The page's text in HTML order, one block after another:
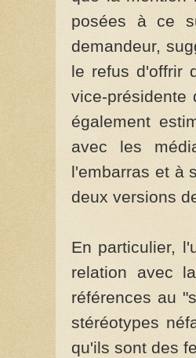
posées à ce
demandeur,
le refus d'offrir
vice-présidente
également
avec les
l'embarras et à
deux versions
En particulier,
relation avec
références au
stéréotypes
qu'ils sont des